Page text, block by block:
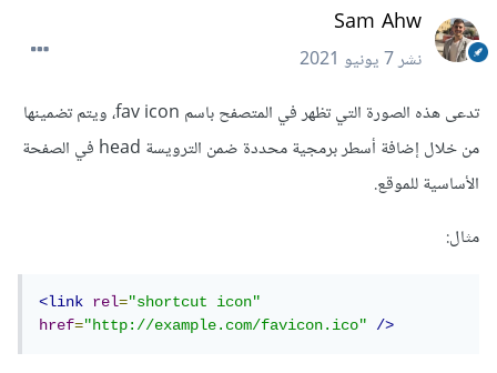
Sam Ahw
نشر7 يونيو 2021
تدعى هذه الصورة التي تظهر في المتصفح باسم fav icon، ويتم تضمينها
من خلال إضافة أسطر برمجية محددة ضمن الترويسة head في الصفحة
الأساسية للموقع.
مثال:
<link rel="shortcut icon"
href="http://example.com/favicon.ico" />